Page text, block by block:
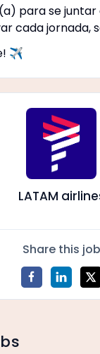
para se juntar
cada jornada,
✈️
LATAM
Share this job